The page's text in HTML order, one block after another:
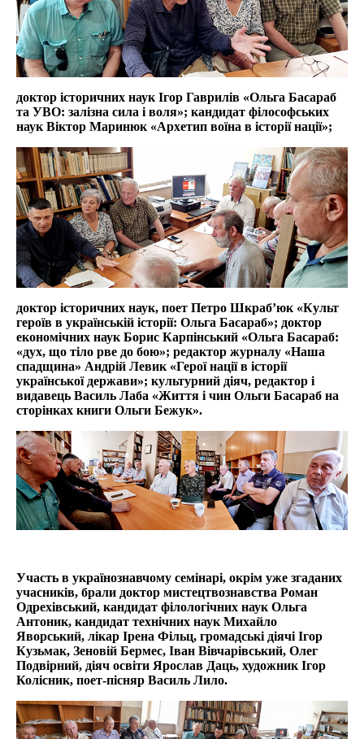
доктор історичних наук Ігор Гаврилів «Ольга Басараб
та УВО: залізна сила і воля»; кандидат філософських
наук Віктор Маринюк «Архетип воїна в історії нації»;
доктор історичних наук, поет Петро Шкраб’юк «Культ
героїв в українській історії: Ольга Басараб»; доктор
економічних наук Борис Карпінський «Ольга Басараб:
«дух, що тіло рве до бою»; редактор журналу «Наша
спадщина» Андрій Левик «Герої нації в історії
української держави»; культурний діяч, редактор і
видавець Василь Лаба «Життя і чин Ольги Басараб на
сторінках книги Ольги Бежук».
Участь в українознавчому семінарі, окрім уже згаданих
учасників, брали доктор мистецтвознавства Роман
Одрехівський, кандидат філологічних наук Ольга
Антоник, кандидат технічних наук Михайло
Яворський, лікар Ірена Фільц, громадські діячі Ігор
Кузьмак, Зеновій Бермес, Іван Вівчарівський, Олег
Подвірний, діяч освіти Ярослав Даць, художник Ігор
Колісник, поет-пісняр Василь Лило.